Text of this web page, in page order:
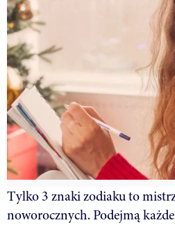
Tylko 3 znaki zodiaku to
noworocznych. Podejmą